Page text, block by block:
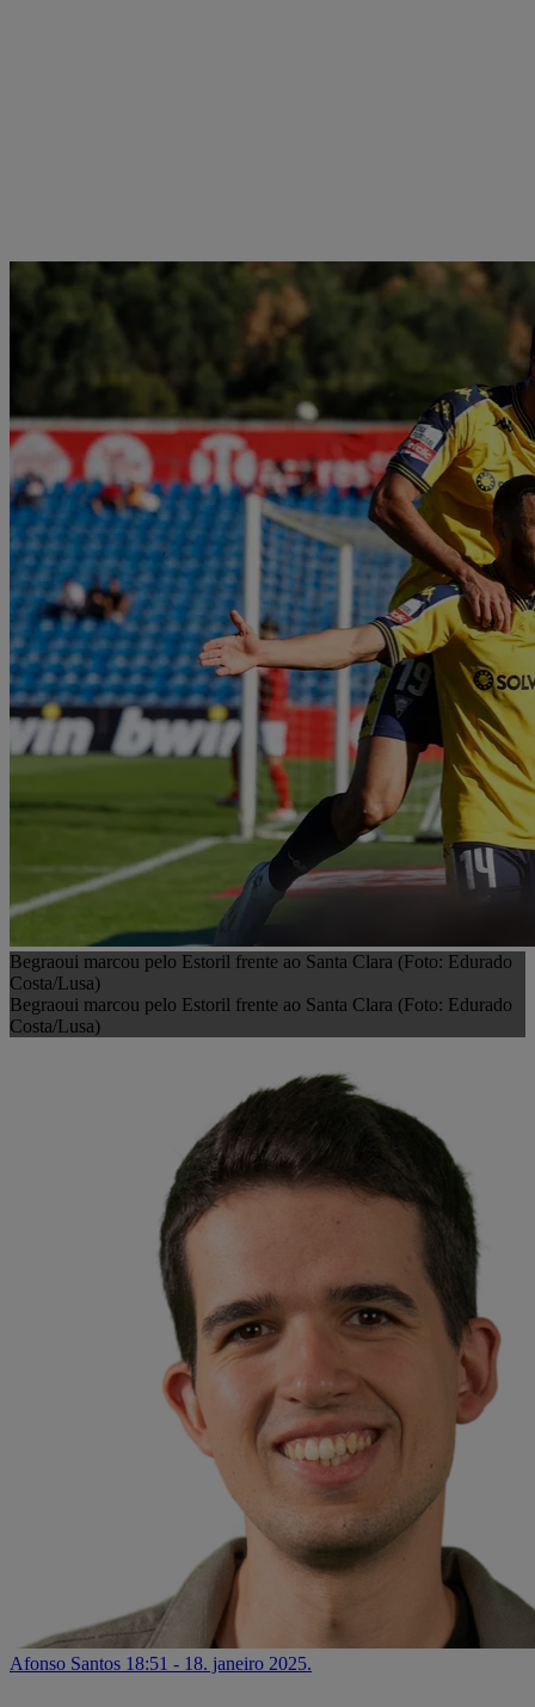
Begraoui marcou pelo Estoril frente ao Santa Clara (Foto: Edurado
Costa/Lusa)
Begraoui marcou pelo Estoril frente ao Santa Clara (Foto: Edurado
Costa/Lusa)
Afonso Santos 18:51 - 18. janeiro 2025.